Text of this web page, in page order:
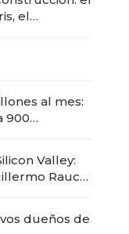
el
al mes:
900
Valley:
Rauch
dueños de